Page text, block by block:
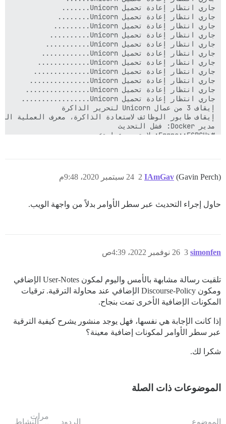
IAmGav (Gavin Perch) 24 سبتمبر 2020، 9:48م 2
حاول إجراء التحديث عبر سطر الأوامر بدلاً من واجهة الويب.
simonfen 26 نوفمبر 2022، 4:39ص 3
تلقيت رسالة مشابهة بالأمس واليوم لمكون User-Notes الإضافي
ومكون Discourse-Policy الإضافي عند محاولة الترقية. ترقيات
المكونات الإضافية الأخرى تمت بنجاح.
إذا كانت الإجابة هي نفسها، فهل يوجد منشور يشرح كيفية الترقية
عبر سطر الأوامر لمكونات إضافية معينة؟
شكرا لك.
الموضوعات ذات الصلة
الموضوع الردود
مرات
النشاط